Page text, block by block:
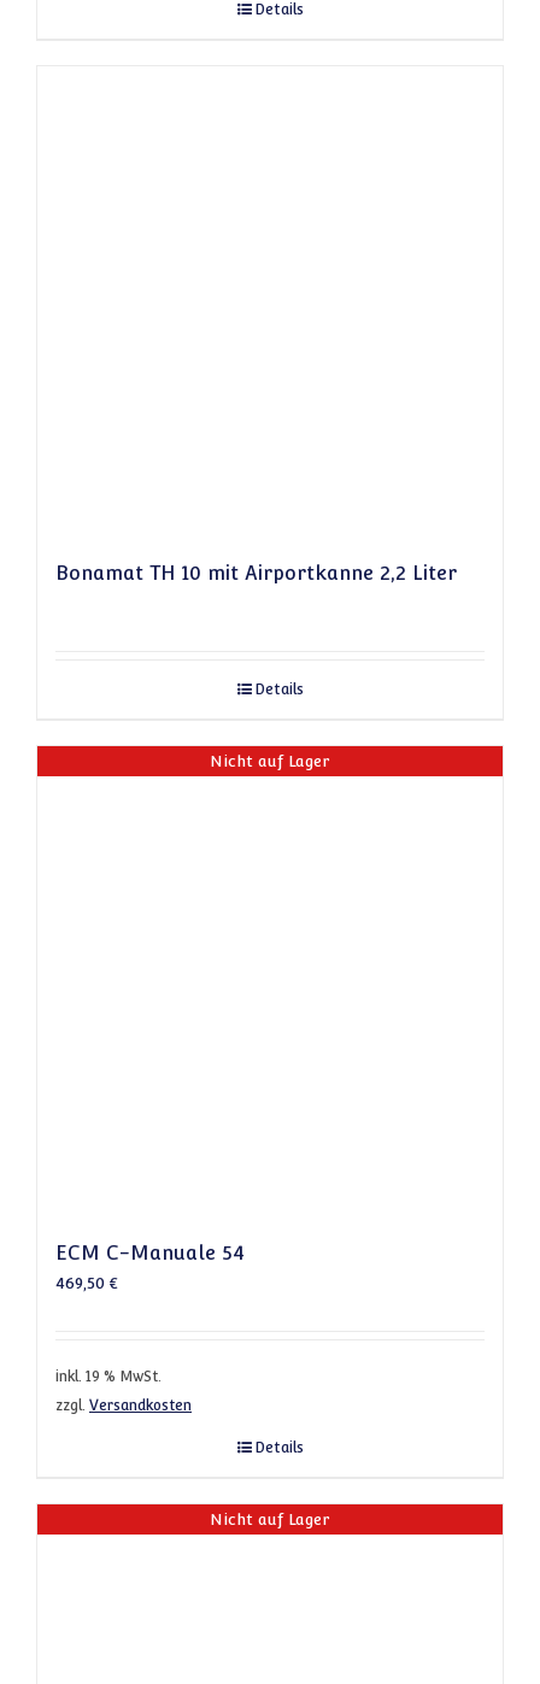
Details
Bonamat TH 10 mit Airportkanne 2,2 Liter
Details
Nicht auf Lager
ECM C-Manuale 54
469,50 €
inkl. 19 % MwSt.
zzgl. Versandkosten
Details
Nicht auf Lager